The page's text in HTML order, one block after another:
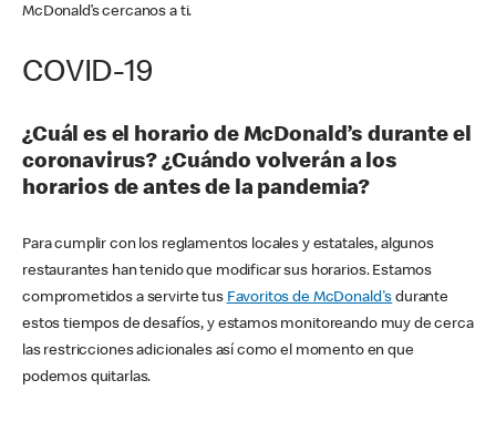
McDonald’s cercanos a ti.
COVID-19
¿Cuál es el horario de McDonald’s durante el
coronavirus? ¿Cuándo volverán a los
horarios de antes de la pandemia?
Para cumplir con los reglamentos locales y estatales, algunos
restaurantes han tenido que modificar sus horarios. Estamos
comprometidos a servirte tus Favoritos de McDonald's durante
estos tiempos de desafíos, y estamos monitoreando muy de cerca
las restricciones adicionales así como el momento en que
podemos quitarlas.